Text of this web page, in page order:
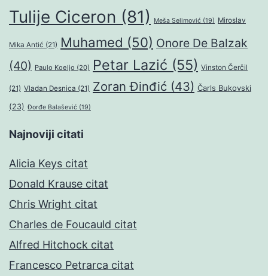
Tulije Ciceron (81) Meša Selimović (19) Miroslav
Mika Antić (21) Muhamed (50) Onore De Balzak
(40) Paulo Koeljo (20) Petar Lazić (55) Vinston Čerčil
(21) Vladan Desnica (21) Zoran Đinđić (43) Čarls Bukovski
(23) Đorđe Balašević (19)
Najnoviji citati
Alicia Keys citat
Donald Krause citat
Chris Wright citat
Charles de Foucauld citat
Alfred Hitchock citat
Francesco Petrarca citat